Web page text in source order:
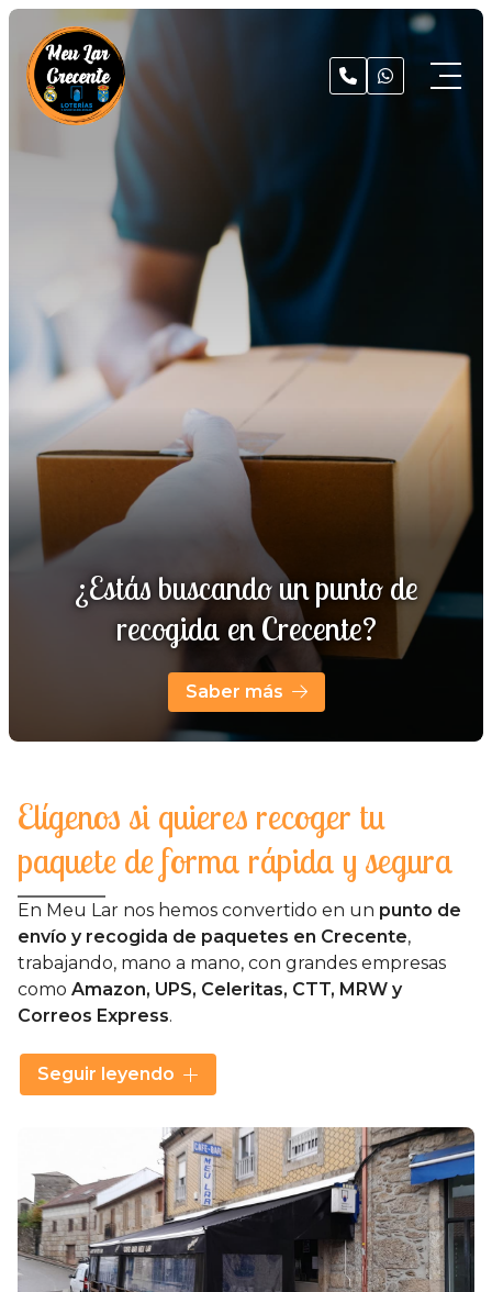
¿Estás buscando un punto de
recogida en Crecente?
Saber más
Elígenos si quieres recoger tu
paquete de forma rápida y segura
En Meu Lar nos hemos convertido en un punto de
envío y recogida de paquetes en Crecente,
trabajando, mano a mano, con grandes empresas
como Amazon, UPS, Celeritas, CTT, MRW y
Correos Express.
Para nuestros clientes, esto se traduce en
flexibilidad y tranquilidad, ya que, mientras disfrutas
puedes aprovechar para llevarte ese paquete que
estabas esperando. Asimismo, ser punto de recogida
refuerza nuestro compromiso con la comunidad, al
convertirnos en un espacio que va más allá de lo
culinario y se integra plenamente en el día a día de
nuestros vecinos.
Seguir leyendo